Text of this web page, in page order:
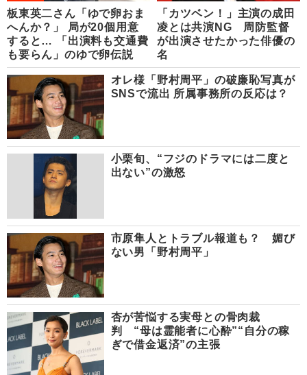
板東英二さん「ゆで卵おま
へんか？」 局が20個用意
すると… 「出演料も交通費
も要らん」のゆで卵伝説
「カツベン！」主演の成田
凌とは共演NG 周防監督
が出演させたかった俳優の
名
オレ様「野村周平」の破廉恥写真が
SNSで流出 所属事務所の反応は？
小栗旬、“フジのドラマには二度と
出ない”の激怒
市原隼人とトラブル報道も？ 媚び
ない男「野村周平」
杏が苦悩する実母との骨肉裁
判 “母は霊能者に心酔”“自分の稼
ぎで借金返済”の主張